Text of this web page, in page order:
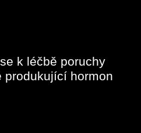
k léčbě poruchy
produkující hormon